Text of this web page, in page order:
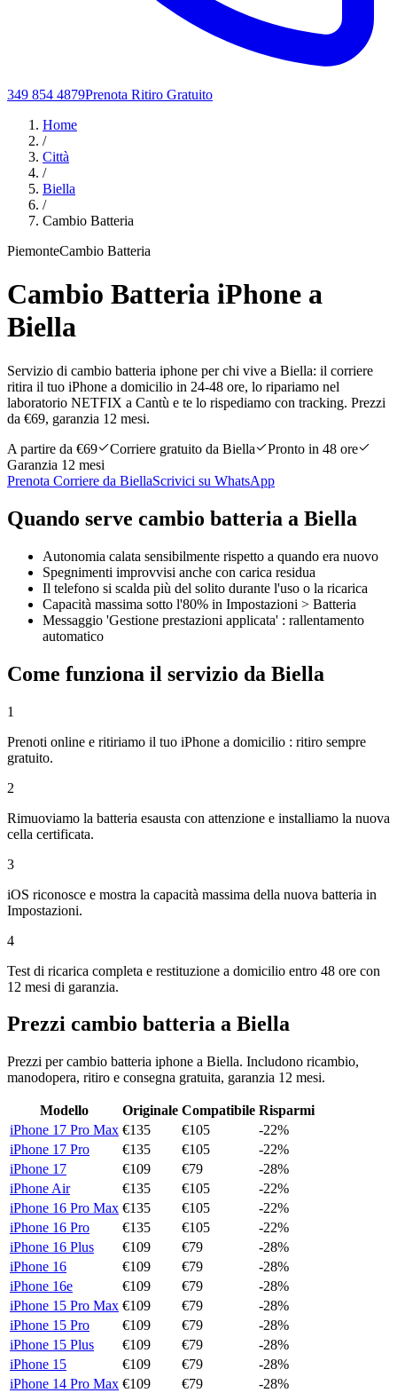
349 854 4879Prenota Ritiro Gratuito
Home
/
Città
/
Biella
/
Cambio Batteria
PiemonteCambio Batteria
Cambio Batteria iPhone a
Biella
Servizio di cambio batteria iphone per chi vive a Biella: il corriere
ritira il tuo iPhone a domicilio in 24-48 ore, lo ripariamo nel
laboratorio NETFIX a Cantù e te lo rispediamo con tracking. Prezzi
da €69, garanzia 12 mesi.
A partire da €69 Corriere gratuito da Biella
Pronto in 48 ore
Garanzia 12 mesi
Prenota Corriere da BiellaScrivici su WhatsApp
Quando serve cambio batteria a Biella
Autonomia calata sensibilmente rispetto a quando era nuovo
Spegnimenti improvvisi anche con carica residua
Il telefono si scalda più del solito durante l'uso o la ricarica
Capacità massima sotto l'80% in Impostazioni > Batteria
Messaggio 'Gestione prestazioni applicata' : rallentamento
automatico
Come funziona il servizio da Biella
1
Prenoti online e ritiriamo il tuo iPhone a domicilio : ritiro sempre
gratuito.
2
Rimuoviamo la batteria esausta con attenzione e installiamo la nuova
cella certificata.
3
iOS riconosce e mostra la capacità massima della nuova batteria in
Impostazioni.
4
Test di ricarica completa e restituzione a domicilio entro 48 ore con
12 mesi di garanzia.
Prezzi cambio batteria a Biella
Prezzi percambio batteria iphone a Biella. Includono ricambio,
manodopera, ritiro e consegna gratuita, garanzia 12 mesi.
Modello Originale Compatibile Risparmi
iPhone 17 Pro Max €135 €105 -22%
iPhone 17 Pro
€135 €105 -22%
iPhone 17
€109 €79 -28%
iPhone Air
€135 €105 -22%
iPhone 16 Pro Max €135 €105 -22%
iPhone 16 Pro
€135 €105 -22%
iPhone 16 Plus
€109 €79 -28%
iPhone 16
€109 €79 -28%
iPhone 16e
€109 €79 -28%
iPhone 15 Pro Max €109 €79 -28%
iPhone 15 Pro
€109 €79 -28%
iPhone 15 Plus
€109 €79 -28%
iPhone 15
€109 €79 -28%
iPhone 14 Pro Max €109 €79 -28%